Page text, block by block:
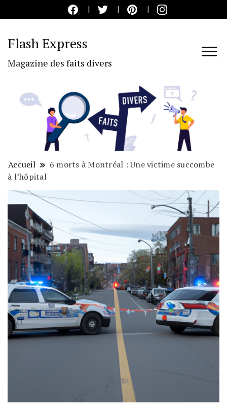
Flash Express
Magazine des faits divers
Accueil
6 morts à Montréal : Une victime succombe
à l’hôpital